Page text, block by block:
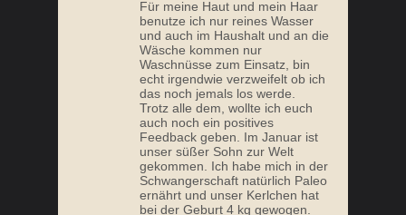
Für meine Haut und mein Haar
benutze ich nur reines Wasser
und auch im Haushalt und an die
Wäsche kommen nur
Waschnüsse zum Einsatz, bin
echt irgendwie verzweifelt ob ich
das noch jemals los werde.
Trotz alle dem, wollte ich euch
auch noch ein positives
Feedback geben. Im Januar ist
unser süßer Sohn zur Welt
gekommen. Ich habe mich in der
Schwangerschaft natürlich Paleo
ernährt und unser Kerlchen hat
bei der Geburt 4 kg gewogen.